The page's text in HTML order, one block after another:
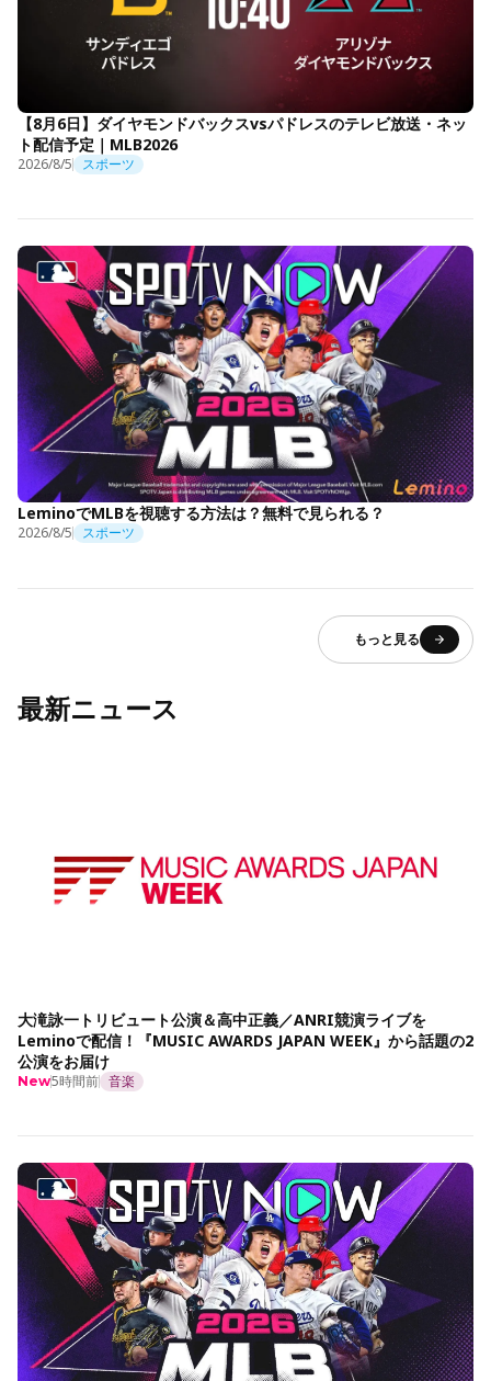
【8月6日】ダイヤモンドバックスvsパドレスのテレビ放送・ネッ
ト配信予定｜MLB2026
2026/8/5 スポーツ
LeminoでMLBを視聴する方法は？無料で見られる？
2026/8/5 スポーツ
もっと見る
最新ニュース
大滝詠一トリビュート公演＆高中正義／ANRI競演ライブを
Leminoで配信！『MUSIC AWARDS JAPAN WEEK』から話題の2
公演をお届け
New5時間前 音楽